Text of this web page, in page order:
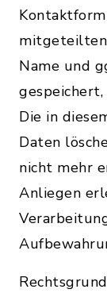
mitgeteilten
Name und
Die in
Daten
nicht mehr
Anliegen